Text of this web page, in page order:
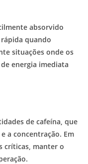
absorvido
quando
situações onde os
energia imediata
de cafeína, que
a concentração. Em
críticas, manter o